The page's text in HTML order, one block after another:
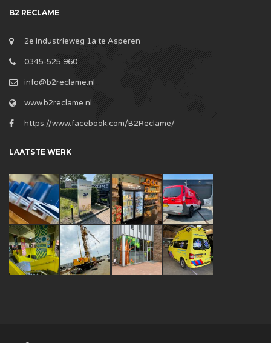
B2 RECLAME
2e Industrieweg 1a te Asperen
0345-525 960
info@b2reclame.nl
www.b2reclame.nl
https://www.facebook.com/B2Reclame/
LAATSTE WERK